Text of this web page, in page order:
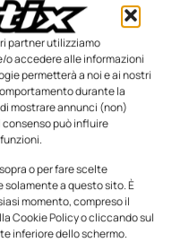
partner utilizziamo
o accedere alle informazioni
permetterà a noi e ai nostri
durante la
mostrare annunci (non)
può influire
o per fare scelte
a questo sito. È
momento, compreso il
Cookie Policy o cliccando sul
inferiore dello schermo.
2025, Haitian MM
di Brescia per